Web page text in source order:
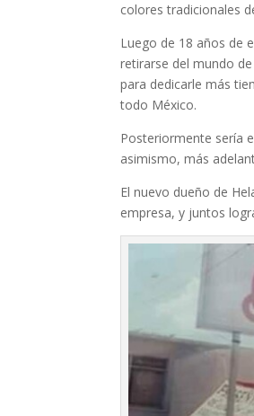
colores tradicionales
Luego de 18 años de
retirarse del mundo
para dedicarle más
todo México.
Posteriormente sería
asimismo, más
El nuevo dueño de
empresa, y juntos